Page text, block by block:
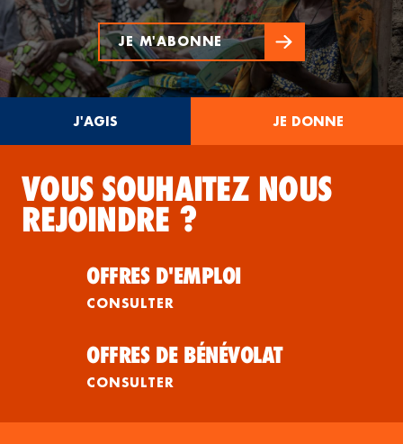
JE M'ABONNE
J'AGIS JE DONNE
VOUS SOUHAITEZ NOUS
REJOINDRE ?
OFFRES D'EMPLOI
CONSULTER
OFFRES DE BÉNÉVOLAT
CONSULTER